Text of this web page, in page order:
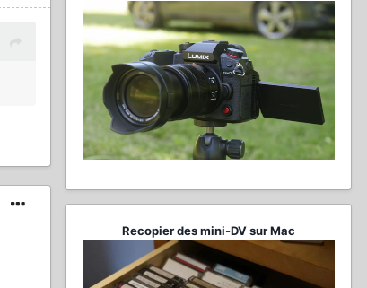
Recopier des mini-DV sur Mac